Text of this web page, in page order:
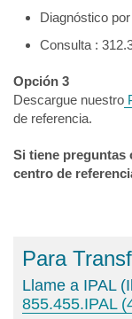
Diagnóstico
Consulta :
Opción 3
Descargue nuestro
de referencia.
Si tiene preguntas
centro de
Para
Llame a IPAL
855.455.IPAL